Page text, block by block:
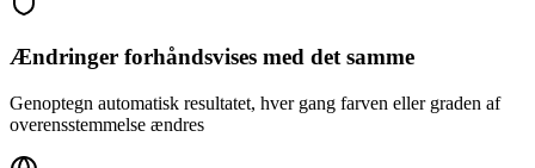
Ændringer forhåndsvises med det samme
Genoptegn automatisk resultatet, hver gang farven eller graden af
overensstemmelse ændres